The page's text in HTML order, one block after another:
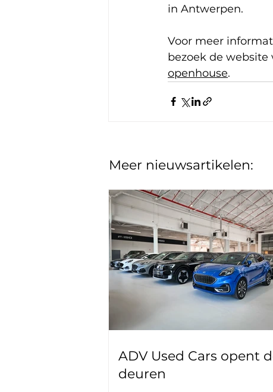
in Antwerpen.
Voor meer
bezoek de website
openhouse.
Meer nieuwsartikelen:
ADV Used Cars opent
deuren